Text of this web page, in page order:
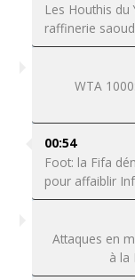
Les Houthis
raffinerie
WTA
00:54
Foot: la Fifa
pour affaiblir
Attaques en
à la